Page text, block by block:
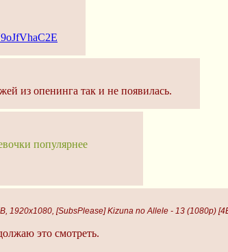
из опенинга так и не появилась.
популярнее
1920x1080, [SubsPlease] Kizuna no Allele - 13 (1080p)
это смотреть.